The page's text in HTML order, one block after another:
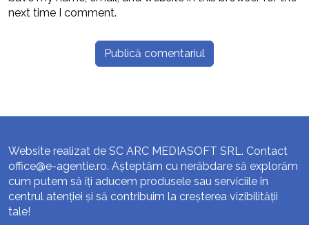
next time I comment.
Website realizat de SC ARC MEDIASOFT SRL. Contact
office@e-agentie.ro. Așteptăm cu nerăbdare să explorăm
cum putem să îți aducem produsele sau serviciile în
centrul atenției și să contribuim la creșterea vizibilității
tale!